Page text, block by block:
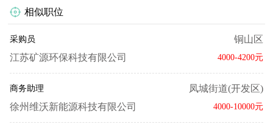
相似职位
采购员
铜山区
江苏矿源环保科技有限公司
4000-4200元
商务助理
凤城街道(开发区)
徐州维沃新能源科技有限公司
4000-10000元